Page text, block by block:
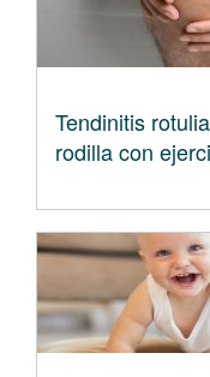
Tendinitis
rodilla con